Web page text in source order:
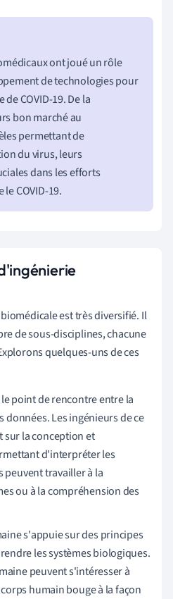
ont joué un rôle
de technologies pour
COVID-19. De la
bon marché au
permettant de
du virus, leurs
dans les efforts
COVID-19.
est très diversifié. Il
de sous-disciplines, chacune
quelques-uns de ces
point de rencontre entre la
données. Les ingénieurs de ce
sur la conception et
d'interpréter les
peuvent travailler à la
ou à la compréhension des
s'appuie sur des principes
les systèmes biologiques.
peuvent s'intéresser à
humain bouge à la façon